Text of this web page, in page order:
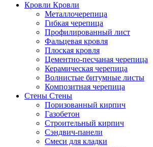
Кровли Кровли
Металлочерепица
Гибкая черепица
Профилированный лист
Фальцевая кровля
Плоская кровля
Цементно-песчаная черепица
Керамическая черепица
Волнистые битумные листы
Композитная черепица
Стены Стены
Поризованный кирпич
Газобетон
Строительный кирпич
Сэндвич-панели
Смеси для кладки